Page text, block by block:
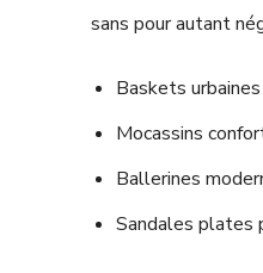
sans pour autant
Baskets
Mocassins
Ballerines
Sandales plates